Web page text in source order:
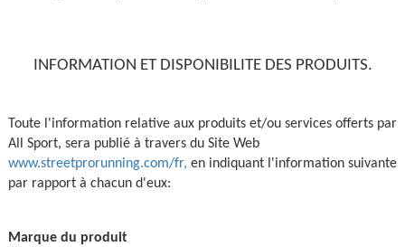
INFORMATION ET DISPONIBILITE DES PRODUITS.
Toute l'information relative aux produits et/ou services offerts par
www.streetprorunning.com/fr, en indiquant l'information suivante
par rapport à chacun d'eux:
Marque du produit